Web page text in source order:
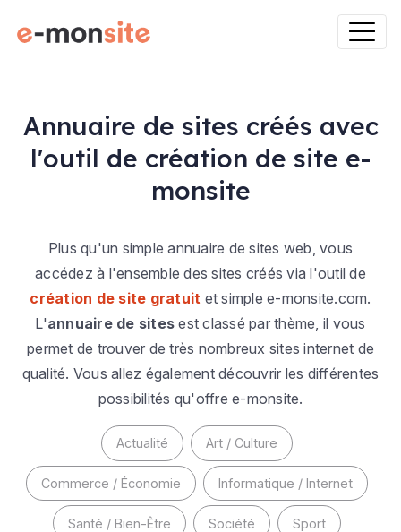
Annuaire de sites créés avec
l'outil de création de site e-
monsite
Plus qu'un simple annuaire de sites web, vous
accédez à l'ensemble des sites créés via l'outil de
création de site gratuit et simple e-monsite.com.
L'annuaire de sites est classé par thème, il vous
permet de trouver de très nombreux sites internet de
qualité. Vous allez également découvrir les différentes
possibilités qu'offre e-monsite.
Actualité Art / Culture
Commerce / Économie Informatique / Internet
Santé / Bien-Être Société Sport